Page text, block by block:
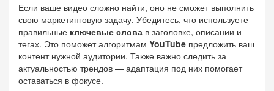
Если ваше видео сложно найти, оно не сможет выполнить
свою маркетинговую задачу. Убедитесь, что используете
правильные ключевые слова в заголовке, описании и
тегах. Это поможет алгоритмам YouTube предложить ваш
контент нужной аудитории. Также важно следить за
актуальностью трендов — адаптация под них помогает
оставаться в фокусе.